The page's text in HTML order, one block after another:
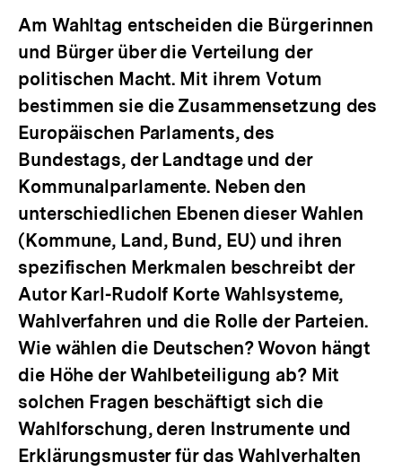
Am Wahltag entscheiden die Bürgerinnen
und Bürger über die Verteilung der
politischen Macht. Mit ihrem Votum
bestimmen sie die Zusammensetzung des
Europäischen Parlaments, des
Bundestags, der Landtage und der
Kommunalparlamente. Neben den
unterschiedlichen Ebenen dieser Wahlen
(Kommune, Land, Bund, EU) und ihren
spezifischen Merkmalen beschreibt der
Autor Karl-Rudolf Korte Wahlsysteme,
Wahlverfahren und die Rolle der Parteien.
Wie wählen die Deutschen? Wovon hängt
die Höhe der Wahlbeteiligung ab? Mit
solchen Fragen beschäftigt sich die
Wahlforschung, deren Instrumente und
Erklärungsmuster für das Wahlverhalten